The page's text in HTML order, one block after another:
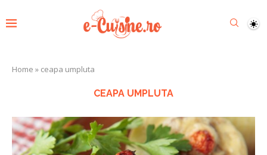
Home » ceapa umpluta
CEAPA UMPLUTA